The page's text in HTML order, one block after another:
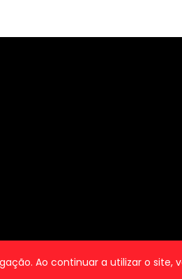
Ao continuar a utilizar o site,